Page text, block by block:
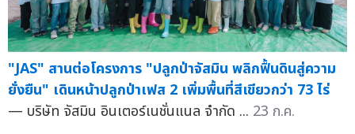
"JAS" สานต่อโครงการ "ปลูกป่าจัสมิน พลิกฟื้นดินสู่ความ
ยั่งยืน" เดินหน้าปลูกป่าเฟส 2 เพิ่มพื้นที่สีเขียวกว่า 73 ไร่
— บริษัท จัสมิน อินเตอร์เนชั่นแนล จำกัด ... 23 ก.ค.